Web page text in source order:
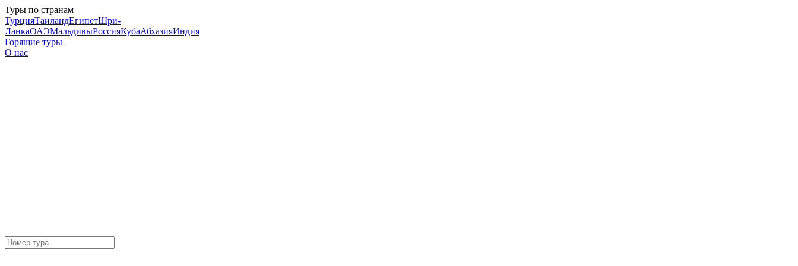
Туры по странам
ТурцияТаиландЕгипетШри-
ЛанкаОАЭМальдивыРоссияКубаАбхазияИндия
Горящие туры
О нас